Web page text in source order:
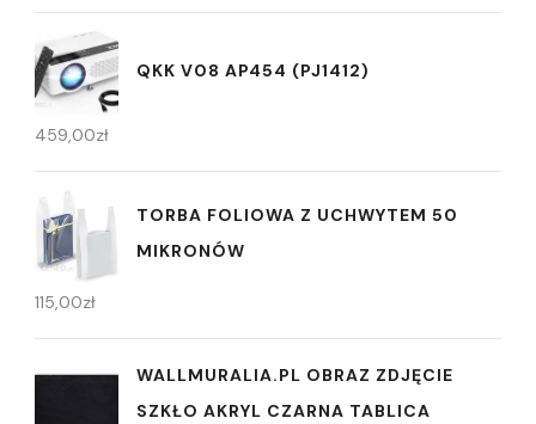
QKK V08 AP454 (PJ1412)
459,00zł
TORBA FOLIOWA Z UCHWYTEM 50
MIKRONÓW
115,00zł
WALLMURALIA.PL OBRAZ ZDJĘCIE
SZKŁO AKRYL CZARNA TABLICA